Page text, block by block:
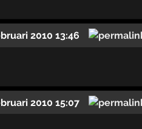
2010 13:46
2010 15:07